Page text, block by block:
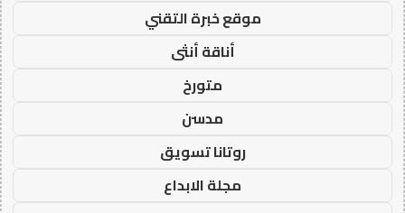
موقع خبرة التقني
أناقة أنثى
متورخ
مدسن
روتانا تسويق
مجلة الابداع